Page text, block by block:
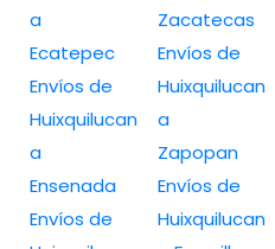
a
Ecatepec
Envíos de
Huixquilucan
a
Ensenada
Envíos de
Zacatecas
Envíos de
Huixquilucan
a
Zapopan
Envíos de
Huixquilucan